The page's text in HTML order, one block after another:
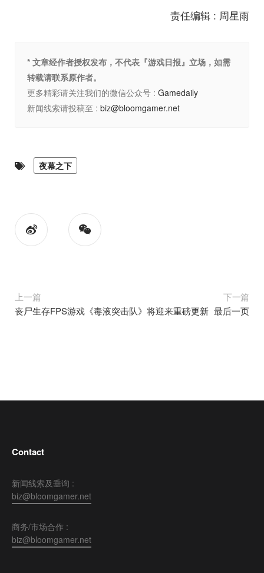
责任编辑 : 周星雨
* 文章经作者授权发布，不代表『游戏日报』立场，如需
转载请联系原作者。
更多精彩请关注我们的微信公众号 : Gamedaily
新闻线索请投稿至 : biz@bloomgamer.net
夜幕之下
上一篇
丧尸生存FPS游戏《毒液突击队》将迎来重磅更新
下一篇
最后一页
Contact
新闻线索及垂询 :
biz@bloomgamer.net
商务/市场合作 :
biz@bloomgamer.net